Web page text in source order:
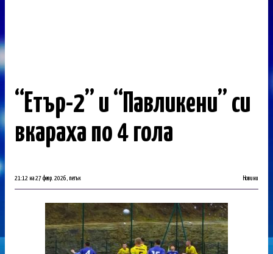
“Етър-2” и “Павликени” си
вкараха по 4 гола
21:12 на 27 февр. 2026, петък Новини